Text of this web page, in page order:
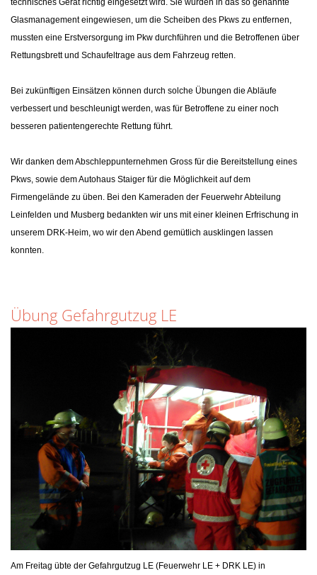
technisches Gerät richtig eingesetzt wird. Sie wurden in das so genannte
Glasmanagement eingewiesen, um die Scheiben des Pkws zu entfernen,
mussten eine Erstversorgung im Pkw durchführen und die Betroffenen über
Rettungsbrett und Schaufeltrage aus dem Fahrzeug retten.
Bei zukünftigen Einsätzen können durch solche Übungen die Abläufe
verbessert und beschleunigt werden, was für Betroffene zu einer noch
besseren patientengerechte Rettung führt.
Wir danken dem Abschleppunternehmen Gross für die Bereitstellung eines
Pkws, sowie dem Autohaus Staiger für die Möglichkeit auf dem
Firmengelände zu üben. Bei den Kameraden der Feuerwehr Abteilung
Leinfelden und Musberg bedankten wir uns mit einer kleinen Erfrischung in
unserem DRK-Heim, wo wir den Abend gemütlich ausklingen lassen
konnten.
Übung Gefahrgutzug LE
Am Freitag übte der Gefahrgutzug LE (Feuerwehr LE + DRK LE) in